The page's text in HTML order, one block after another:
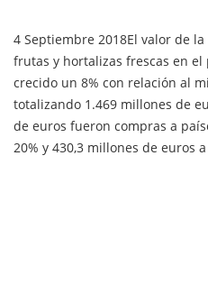
4 Septiembre 2018El valor de
frutas y hortalizas frescas en
crecido un 8% con relación al
totalizando 1.469 millones de
de euros fueron compras a
20% y 430,3 millones de euros